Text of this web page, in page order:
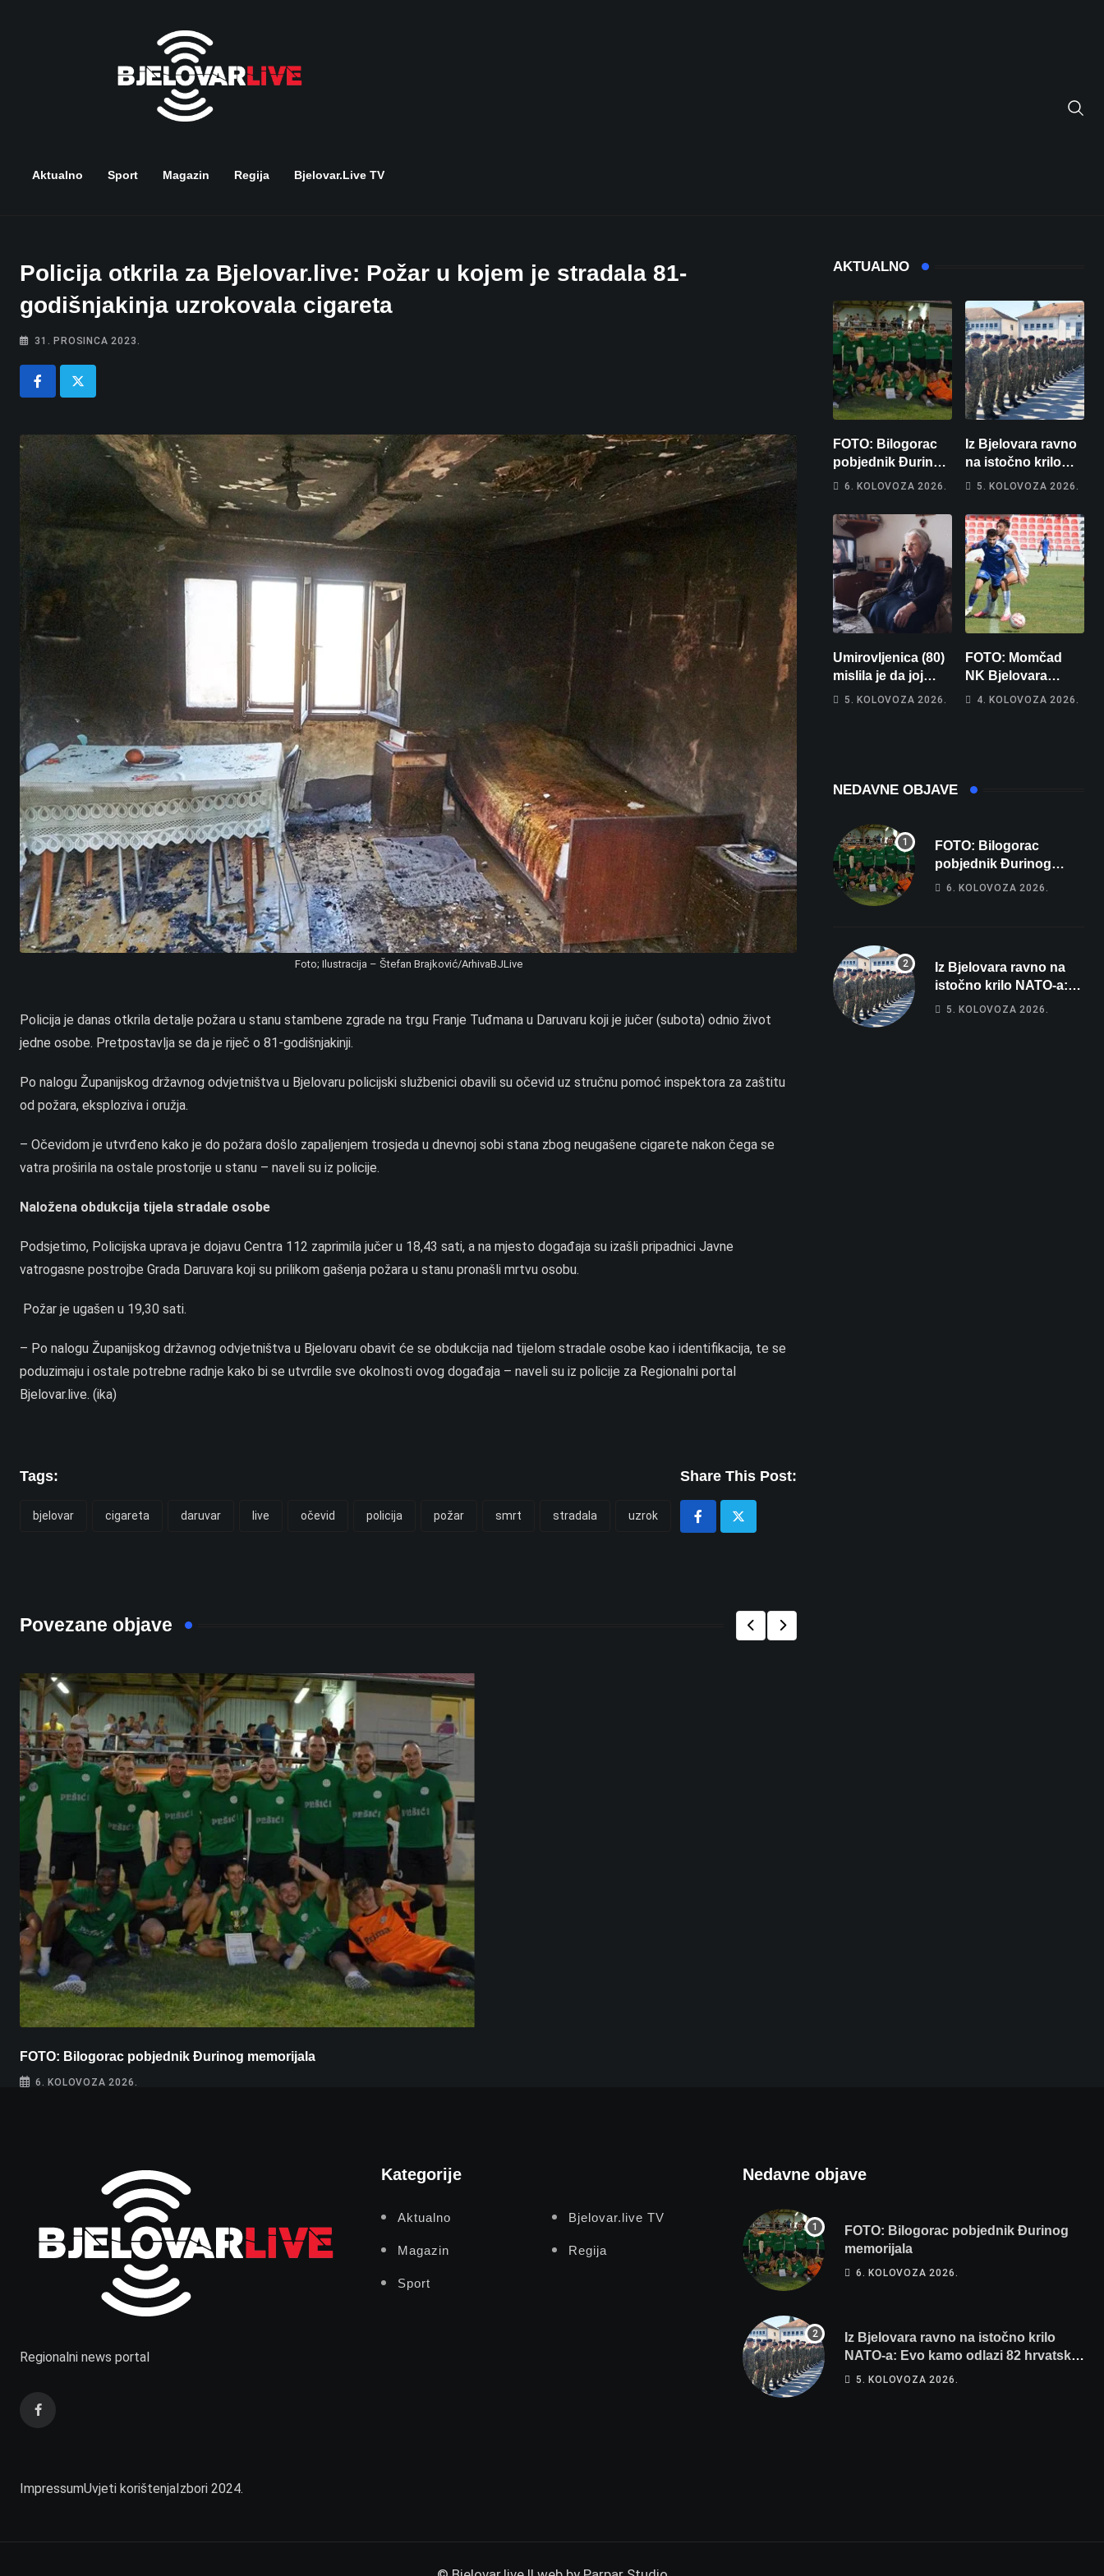
Aktualno Sport Magazin Regija Bjelovar.live TV
Policija otkrila za Bjelovar.live: Požar u kojem je stradala 81-
godišnjakinja uzrokovala cigareta
31. PROSINCA 2023.
Foto; Ilustracija – Štefan Brajković/ArhivaBJLive
Policija je danas otkrila detalje požara u stanu stambene zgrade na trgu Franje Tuđmana u Daruvaru koji je jučer (subota) odnio život
jedne osobe. Pretpostavlja se da je riječ o 81-godišnjakinji.
Po nalogu Županijskog državnog odvjetništva u Bjelovaru policijski službenici obavili su očevid uz stručnu pomoć inspektora za zaštitu
od požara, eksploziva i oružja.
– Očevidom je utvrđeno kako je do požara došlo zapaljenjem trosjeda u dnevnoj sobi stana zbog neugašene cigarete nakon čega se
vatra proširila na ostale prostorije u stanu – naveli su iz policije.
Naložena obdukcija tijela stradale osobe
Podsjetimo, Policijska uprava je dojavu Centra 112 zaprimila jučer u 18,43 sati, a na mjesto događaja su izašli pripadnici Javne
vatrogasne postrojbe Grada Daruvara koji su prilikom gašenja požara u stanu pronašli mrtvu osobu.
Požar je ugašen u 19,30 sati.
– Po nalogu Županijskog državnog odvjetništva u Bjelovaru obavit će se obdukcija nad tijelom stradale osobe kao i identifikacija, te se
poduzimaju i ostale potrebne radnje kako bi se utvrdile sve okolnosti ovog događaja – naveli su iz policije za Regionalni portal
Bjelovar.live. (ika)
Tags:
bjelovar cigareta daruvar live očevid policija požar smrt stradala uzrok
Share This Post:
Povezane objave
FOTO: Bilogorac pobjednik Đurinog memorijala
6. KOLOVOZA 2026.
AKTUALNO
FOTO: Bilogorac
pobjednik Đurinog
memorijala
6. KOLOVOZA 2026.
Iz Bjelovara ravno
na istočno krilo
NATO-a: Evo kamo
vojnika i 6
vojnikinja
5. KOLOVOZA 2026.
Umirovljenica (80)
mislila je da joj
piše kći pa ostala
5. KOLOVOZA 2026.
FOTO: Momčad
NK Bjelovara
poprima jesenski
4. KOLOVOZA 2026.
NEDAVNE OBJAVE
FOTO: Bilogorac
pobjednik Đurinog
memorijala
6. KOLOVOZA 2026.
Iz Bjelovara ravno na
istočno krilo NATO-a:
Evo kamo odlazi 82
5. KOLOVOZA 2026.
Regionalni news portal
ImpressumUvjeti korištenjaIzbori 2024.
Kategorije
Aktualno Bjelovar.live TV
Magazin Regija
Sport
Nedavne objave
FOTO: Bilogorac pobjednik Đurinog
memorijala
6. KOLOVOZA 2026.
Iz Bjelovara ravno na istočno krilo
NATO-a: Evo kamo odlazi 82 hrvatska
vojnika i 6 vojnikinja
5. KOLOVOZA 2026.